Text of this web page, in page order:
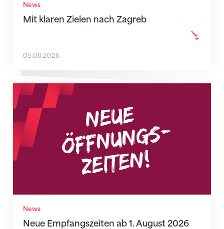
News
Mit klaren Zielen nach Zagreb
05.08.2026
News
Neue Empfangszeiten ab 1. August 2026
Neue Empfangszeiten ab 1. August 2026